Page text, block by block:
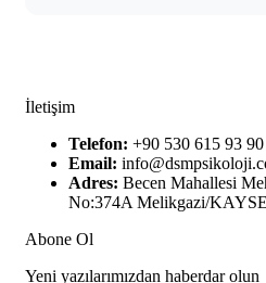
İletişim
Telefon: +90 530 615 93 90
Email:
Adres: Becen Mahallesi
No:374A Melikgazi/
Abone Ol
Yeni yazılarımızdan haberdar olun